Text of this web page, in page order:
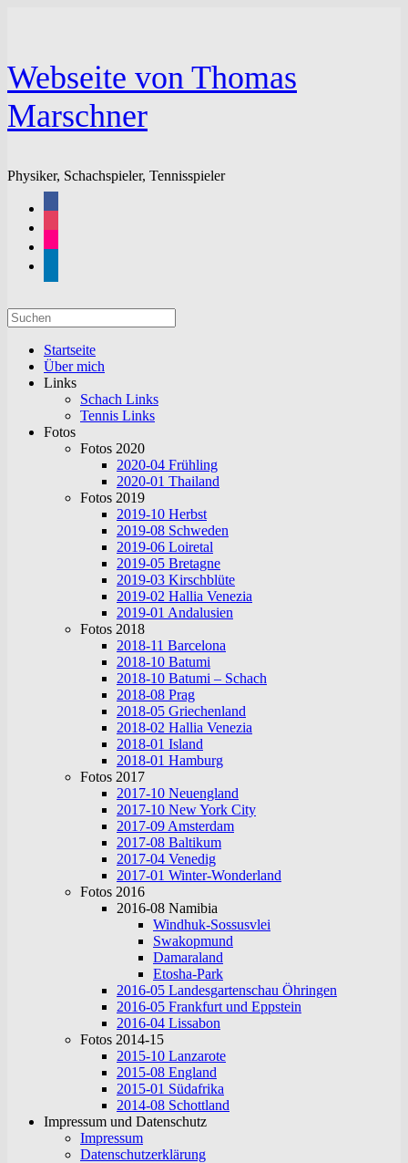
Webseite von Thomas
Marschner
Physiker, Schachspieler, Tennisspieler
Suchen
nach:
Startseite
Über mich
Links
Schach Links
Tennis Links
Fotos
Fotos 2020
2020-04 Frühling
2020-01 Thailand
Fotos 2019
2019-10 Herbst
2019-08 Schweden
2019-06 Loiretal
2019-05 Bretagne
2019-03 Kirschblüte
2019-02 Hallia Venezia
2019-01 Andalusien
Fotos 2018
2018-11 Barcelona
2018-10 Batumi
2018-10 Batumi – Schach
2018-08 Prag
2018-05 Griechenland
2018-02 Hallia Venezia
2018-01 Island
2018-01 Hamburg
Fotos 2017
2017-10 Neuengland
2017-10 New York City
2017-09 Amsterdam
2017-08 Baltikum
2017-04 Venedig
2017-01 Winter-Wonderland
Fotos 2016
2016-08 Namibia
Windhuk-Sossusvlei
Swakopmund
Damaraland
Etosha-Park
2016-05 Landesgartenschau Öhringen
2016-05 Frankfurt und Eppstein
2016-04 Lissabon
Fotos 2014-15
2015-10 Lanzarote
2015-08 England
2015-01 Südafrika
2014-08 Schottland
Impressum und Datenschutz
Impressum
Datenschutzerklärung